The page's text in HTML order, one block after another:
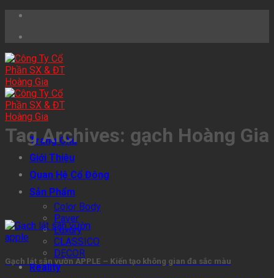
Skip
content
Trang Chủ
Giới Thiệu
Quan Hệ Cổ Đông
Sản Phẩm
Color Body
Paver
Luxury
CLASSICO
DECOR
Reality
Tag Archives: gạch Hoàng Gia
Gạch lát sân vườn APPLE – Kiến tạo không gian đa sắc màu